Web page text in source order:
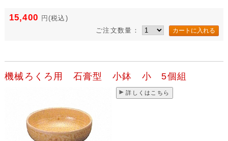
15,400 円 (税込)
ご注文数量：
機械ろくろ用 石膏型 小鉢 小 5個組
詳しくはこちら